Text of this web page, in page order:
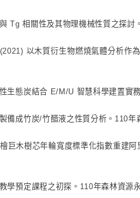
Tg 相關性及其物理機械性質之探討
以木質衍生物燃燒氣體分析作
生態炭結合 E/M/U 智慧科學建置實
成竹炭/竹醋液之性質分析。110年
巨木樹芯年輪寬度標準化指數重建
預定課程之初探。110年森林資源